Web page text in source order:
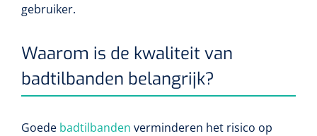
gebruiker.
Waarom is de kwaliteit van
badtilbanden belangrijk?
Goede badtilbanden verminderen het risico op